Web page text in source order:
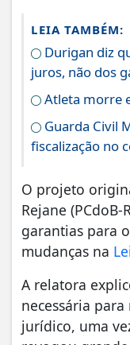
LEIA TAMBÉM:
Durigan diz
juros, não dos
Atleta morre
Guarda Civil
fiscalização no
O projeto
Rejane (PCdoB-
garantias para
mudanças na
A relatora
necessária
jurídico, uma